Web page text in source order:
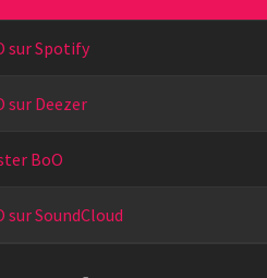
sur Spotify
sur Deezer
BoO
SoundCloud